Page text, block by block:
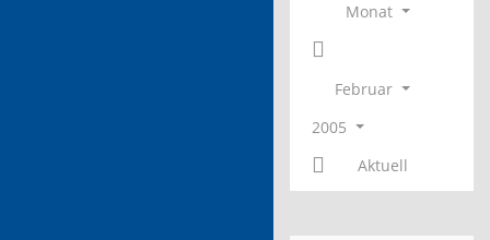
Monat
Februar
2005
Aktuell